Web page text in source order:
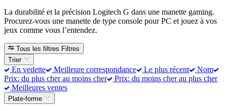
La durabilité et la précision Logitech G dans une manette gaming.
Procurez-vous une manette de type console pour PC et jouez à vos
jeux comme vous l’entendez.
Tous les filtres Filtres
Trier
En vedette Meilleure correspondance Le plus récent
Nom
Prix: du plus cher au moins cher
Prix: du moins cher au plus cher
Meilleures ventes
Plate-forme